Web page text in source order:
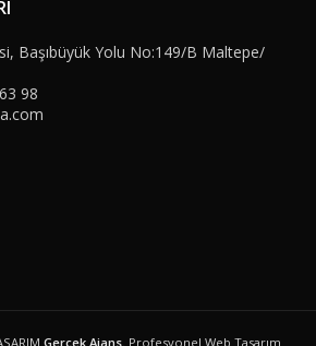
Başıbüyük Yolu No:149/B Maltepe/
98
Gerçek Ajans. Profesyonel Web Tasarım